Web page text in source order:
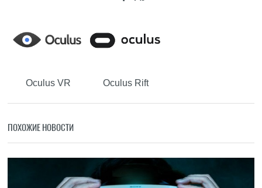
Oculus VR Oculus Rift
ПОХОЖИЕ НОВОСТИ